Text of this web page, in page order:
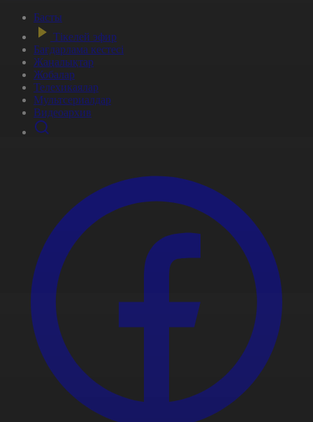
Басты
Тікелей эфир
Бағдарлама кестесі
Жаңалықтар
Жобалар
Телехикаялар
Мультсериалдар
Видеоархив